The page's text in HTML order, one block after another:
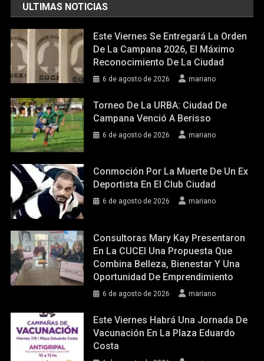
ULTIMAS NOTICIAS
Este Viernes Se Entregará La Orden
De La Campana 2026, El Máximo
Reconocimiento De La Ciudad
6 de agosto de 2026 mariano
Torneo De La URBA: Ciudad De
Campana Venció A Berisso
6 de agosto de 2026 mariano
Conmoción Por La Muerte De Un Ex
Deportista En El Club Ciudad
6 de agosto de 2026 mariano
Consultoras Mary Kay Presentaron
En La CUCEI Una Propuesta Que
Combina Belleza, Bienestar Y Una
Oportunidad De Emprendimiento
6 de agosto de 2026 mariano
Este Viernes Habrá Una Jornada De
Vacunación En La Plaza Eduardo
Costa